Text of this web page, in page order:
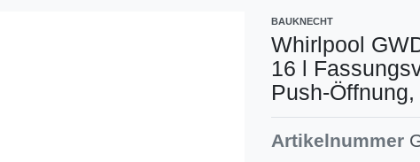
BAUKNECHT
Whirlpool
16 l
Push-
Artikelnummer